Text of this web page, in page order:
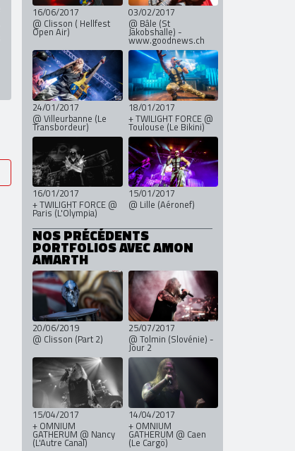
16/06/2017
@ Clisson ( Hellfest
Open Air)
03/02/2017
@ Bâle (St
Jakobshalle) -
www.goodnews.ch
24/01/2017
@ Villeurbanne (Le
Transbordeur)
18/01/2017
+ TWILIGHT FORCE @
Toulouse (Le Bikini)
16/01/2017
+ TWILIGHT FORCE @
Paris (L'Olympia)
15/01/2017
@ Lille (Aéronef)
NOS PRÉCÉDENTS
PORTFOLIOS AVEC AMON
AMARTH
20/06/2019
@ Clisson (Part 2)
25/07/2017
@ Tolmin (Slovénie) -
Jour 2
15/04/2017
+ OMNIUM
GATHERUM @ Nancy
(L'Autre Canal)
14/04/2017
+ OMNIUM
GATHERUM @ Caen
(Le Cargö)